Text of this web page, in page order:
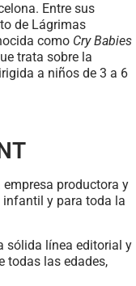
Entre sus
de Lágrimas
como Cry Babies
trata sobre la
a niños de 3 a 6
empresa productora y
y para toda la
sólida línea editorial y
todas las edades,